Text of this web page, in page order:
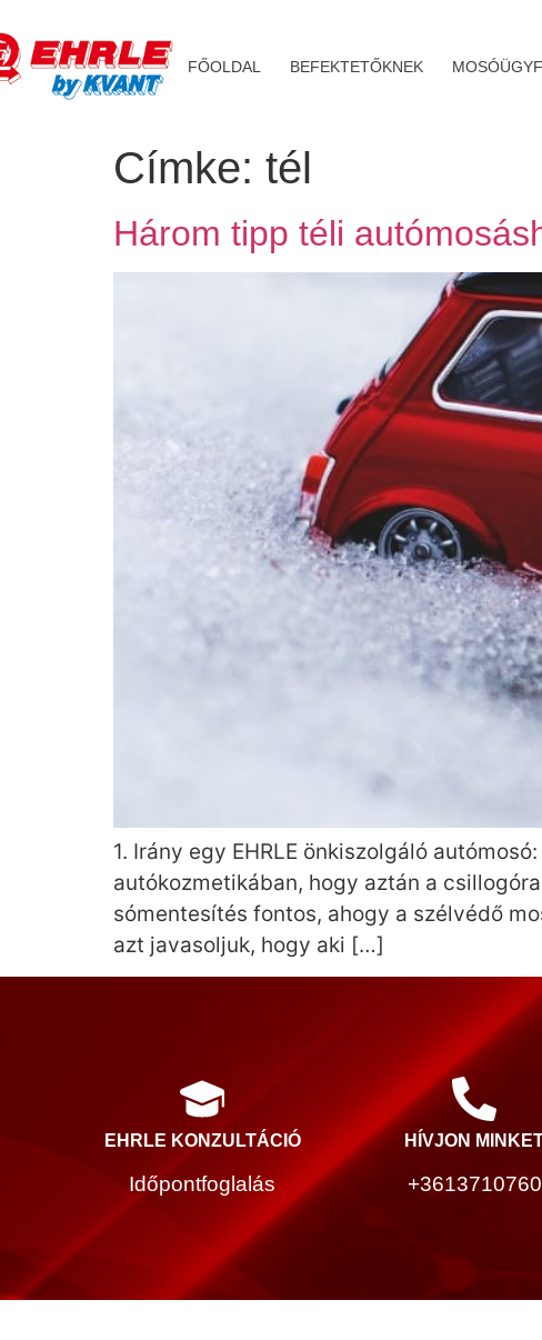
FŐOLDAL BEFEKTETŐKNEK
Címke: tél
Három tipp téli
1. Irány egy EHRLE önkiszolgáló
autókozmetikában, hogy aztán a
sómentesítés fontos, ahogy a szélvédő
azt javasoljuk, hogy aki […]
EHRLE KONZULTÁCIÓ
Időpontfoglalás
HÍVJON
+3613710760